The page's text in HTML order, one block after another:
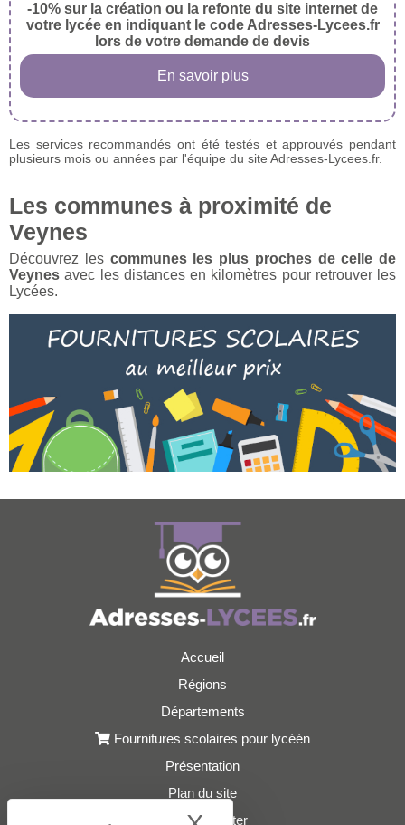
-10% sur la création ou la refonte du site internet de
votre lycée en indiquant le code Adresses-Lycees.fr
lors de votre demande de devis
En savoir plus
Les services recommandés ont été testés et approuvés pendant
plusieurs mois ou années par l'équipe du site Adresses-Lycees.fr.
Les communes à proximité de
Veynes
Découvrez les communes les plus proches de celle de
Veynes avec les distances en kilomètres pour retrouver les
Lycées.
Accueil
Régions
Départements
Fournitures scolaires pour lycéén
Présentation
Plan du site
Nous contacter